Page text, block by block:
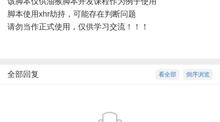
脚本使用xhr劫持，可能存在判断问题
请勿当作正式使用，仅供学习交流！！！
倒序浏览
看全部
全部回复